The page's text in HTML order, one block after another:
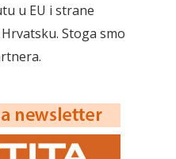
u EU i strane
Stoga smo